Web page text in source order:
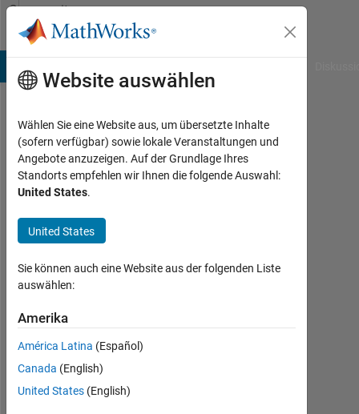
Weiter zum Inhalt
Community
Profile
Geoff
Aktiv
seit
Followers:
Following:
Nachricht
Website auswählen
Wählen Sie eine Website aus, um übersetzte Inhalte
(sofern verfügbar) sowie lokale Veranstaltungen und
Angebote anzuzeigen. Auf der Grundlage Ihres
Standorts empfehlen wir Ihnen die folgende Auswahl:
United States.
United States
Sie können auch eine Website aus der folgenden Liste
auswählen:
Amerika
América Latina (Español)
Canada (English)
United States (English)